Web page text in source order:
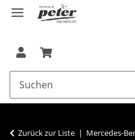
Zurück zur Liste Mercedes-